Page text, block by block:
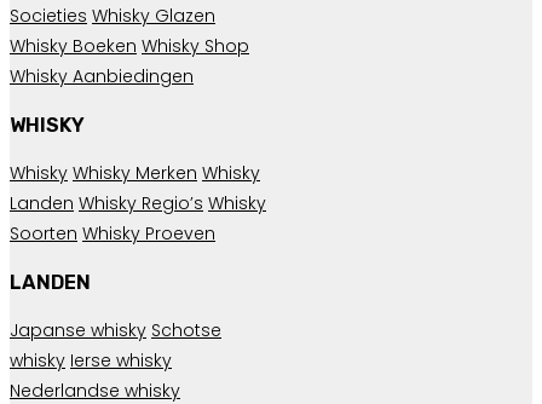
Societies Whisky Glazen
Whisky Boeken Whisky Shop
Whisky Aanbiedingen
WHISKY
Whisky Whisky Merken Whisky
Landen Whisky Regio’s Whisky
Soorten Whisky Proeven
LANDEN
Japanse whisky Schotse
whisky Ierse whisky
Nederlandse whisky